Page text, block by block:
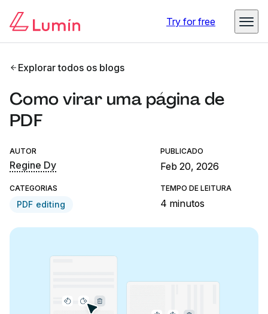
Try for free
Explorar todos os blogs
Como virar uma página de
PDF
AUTOR
Regine Dy
PUBLICADO
Feb 20, 2026
CATEGORIAS
PDF editing
TEMPO DE LEITURA
4 minutos